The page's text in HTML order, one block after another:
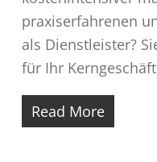
praxiserfahrenen
als Dienstleister?
für Ihr
Read More